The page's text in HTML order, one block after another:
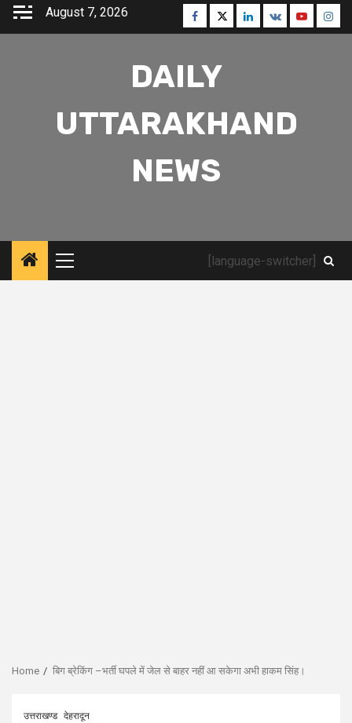
Skip
August 7, 2026 Facebook
TwitterLinkedin
VK Youtube
DAILY
UTTARAKHAND
NEWS
Primary
Menu
[language-switcher]
Home बिग ब्रेकिंग –भर्ती घपले में जेल से बाहर नहीं आ सकेगा अभी हाकम सिंह।
उत्तराखण्ड देहरादून